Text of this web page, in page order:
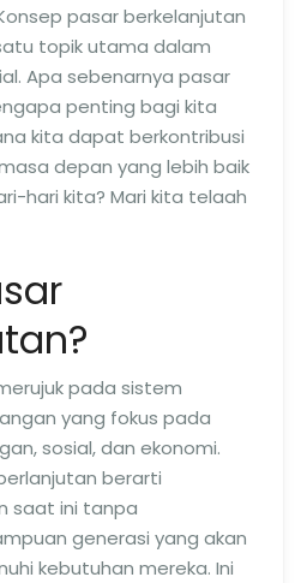
pasar berkelanjutan
topik utama dalam
Apa sebenarnya pasar
penting bagi kita
kita dapat berkontribusi
depan yang lebih baik
hari kita? Mari kita telaah
pada sistem
yang fokus pada
sosial, dan ekonomi.
berarti
saat ini tanpa
generasi yang akan
kebutuhan mereka. Ini